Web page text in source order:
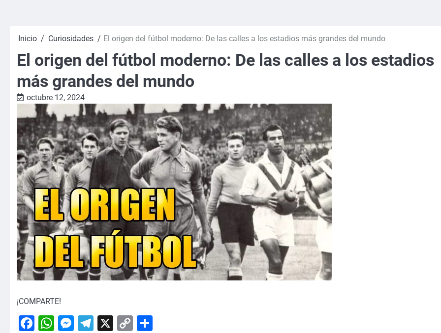
Inicio Curiosidades El origen del fútbol moderno: De las calles a los estadios más grandes del mundo
El origen del fútbol moderno: De las calles a los estadios
más grandes del mundo
octubre 12, 2024
¡COMPARTE!
Facebook
WhatsApp
Messenger
Telegram
X
Copy